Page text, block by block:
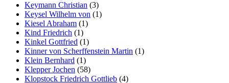
Keymann Christian (3)
Keysel Wilhelm von (1)
Kiesel Abraham (1)
Kind Friedrich (1)
Kinkel Gottfried (1)
Kinner von Scherffenstein Martin (1)
Klein Bernhard (1)
Klepper Jochen (58)
Klopstock Friedrich Gottlieb (4)